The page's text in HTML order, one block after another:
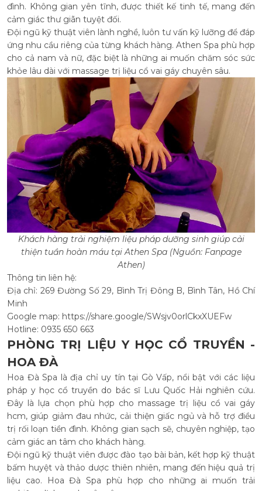
đình. Không gian yên tĩnh, được thiết kế tinh tế, mang đến
cảm giác thư giãn tuyệt đối.
Đội ngũ kỹ thuật viên lành nghề, luôn tư vấn kỹ lưỡng để đáp
ứng nhu cầu riêng của từng khách hàng. Athen Spa phù hợp
cho cả nam và nữ, đặc biệt là những ai muốn chăm sóc sức
khỏe lâu dài với massage trị liệu cổ vai gáy chuyên sâu.
Khách hàng trải nghiệm liệu pháp dưỡng sinh giúp cải
thiện tuần hoàn máu tại Athen Spa (Nguồn: Fanpage
Athen)
Thông tin liên hệ:
Địa chỉ: 269 Đường Số 29, Bình Trị Đông B, Bình Tân, Hồ Chí
Minh
Google map: https://share.google/SWsjv0orlCkxXUEFw
Hotline: 0935 650 663
PHÒNG TRỊ LIỆU Y HỌC CỔ TRUYỀN -
HOA ĐÀ
Hoa Đà Spa là địa chỉ uy tín tại Gò Vấp, nổi bật với các liệu
pháp y học cổ truyền do bác sĩ Lưu Quốc Hải nghiên cứu.
Đây là lựa chọn phù hợp cho massage trị liệu cổ vai gáy
hcm, giúp giảm đau nhức, cải thiện giấc ngủ và hỗ trợ điều
trị rối loạn tiền đình. Không gian sạch sẽ, chuyên nghiệp, tạo
cảm giác an tâm cho khách hàng.
Đội ngũ kỹ thuật viên được đào tạo bài bản, kết hợp kỹ thuật
bấm huyệt và thảo dược thiên nhiên, mang đến hiệu quả trị
liệu cao. Hoa Đà Spa phù hợp cho những ai muốn trải